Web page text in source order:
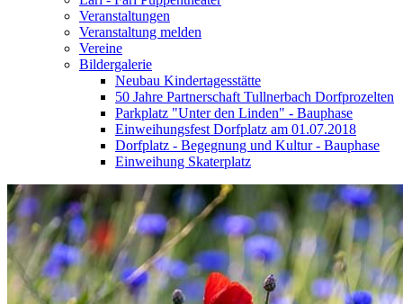
Veranstaltungen
Veranstaltung melden
Vereine
Bildergalerie
Neubau Kindertagesstätte
50 Jahre Partnerschaft Tullnerbach Dorfprozelten
Parkplatz "Unter den Linden" - Bauphase
Einweihungsfest Dorfplatz am 01.07.2018
Dorfplatz - Begegnung und Kultur - Bauphase
Einweihung Skaterplatz